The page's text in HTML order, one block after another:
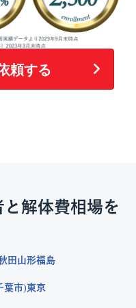
頼する
解体費相場を
田 山形福島
葉市 東京